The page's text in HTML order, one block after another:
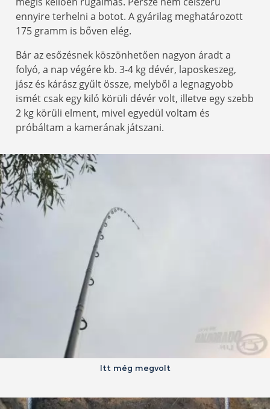
ennyire terhelni a botot. A gyárilag meghatározott
175 gramm is bőven elég.
Bár az esőzésnek köszönhetően nagyon áradt a
folyó, a nap végére kb. 3-4 kg dévér, laposkeszeg,
jász és kárász gyűlt össze, melyből a legnagyobb
ismét csak egy kiló körüli dévér volt, illetve egy szebb
2 kg körüli elment, mivel egyedül voltam és
próbáltam a kamerának játszani.
Itt még megvolt